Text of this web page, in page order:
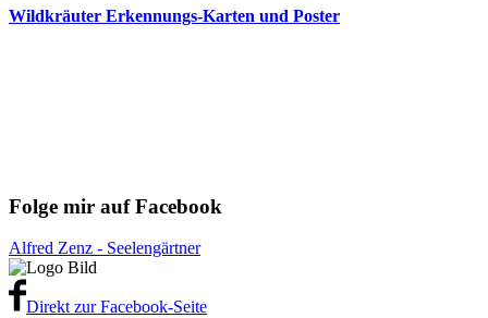
Wildkräuter Erkennungs-Karten und Poster
Folge mir auf Facebook
Alfred Zenz - Seelengärtner
Direkt zur Facebook-Seite